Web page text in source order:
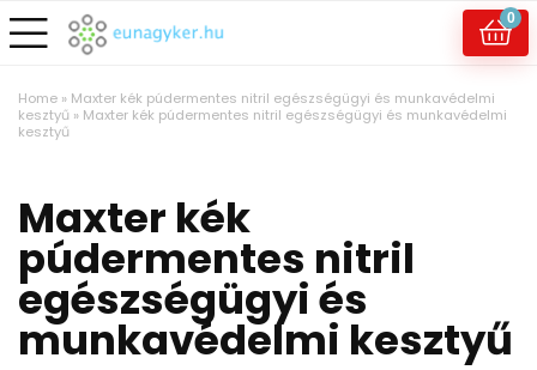
0
Home » Maxter kék púdermentes nitril egészségügyi és munkavédelmi
kesztyű » Maxter kék púdermentes nitril egészségügyi és munkavédelmi
kesztyű
Maxter kék
púdermentes nitril
egészségügyi és
munkavédelmi kesztyű